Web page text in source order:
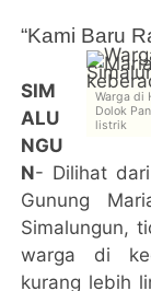
“Kami Baru
Warga di
Dolok
listrik
SIM
ALU
NGU
N- Dilihat
Gunung
Simalungun,
warga di
kurang lebih